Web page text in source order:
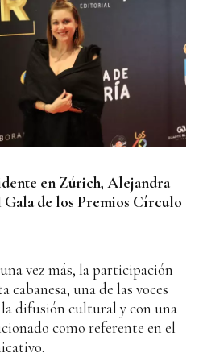
en Zúrich, Alejandra
Gala de los Premios Círculo
vez más, la participación
una de las voces
difusión cultural y con una
como referente en el